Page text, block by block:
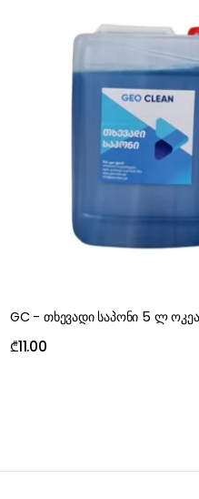
GC - თხევადი საპონი 5 ლ
₾11.00